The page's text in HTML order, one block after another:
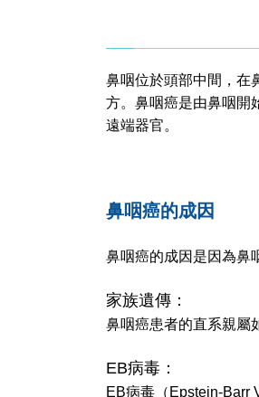
鼻咽位於頭部中間，在
方。鼻咽癌是由鼻咽開
遠端器官。
鼻咽癌的成因
鼻咽癌的成因是因為鼻
家族遺傳：
鼻咽癌患者的直系親屬
EB病毒：
EB病毒（Epstein-Barr